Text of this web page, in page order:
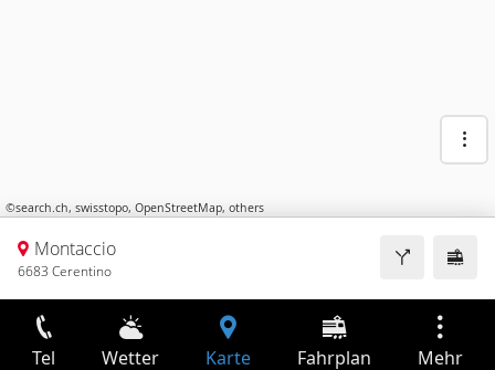
©search.ch, swisstopo, OpenStreetMap, others
Montaccio
6683 Cerentino
Tel Wetter Karte Fahrplan Mehr